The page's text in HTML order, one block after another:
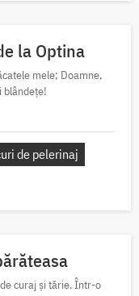
la Optina
mele; Doamne,
blândeţe!
de pelerinaj
curaj și tărie. Într-o